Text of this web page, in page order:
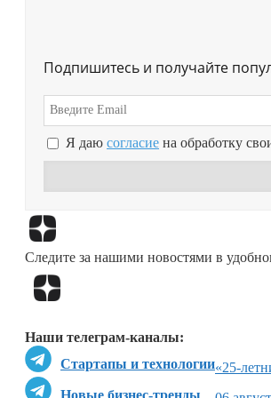
Подпишитесь и получайте
Я даю согласие на обработку
Следите за нашими новостями в
Наши телеграм-каналы:
Стартапы и технологии«25-